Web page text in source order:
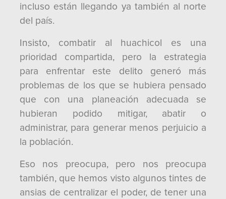
incluso están llegando ya también al norte
del país.
Insisto, combatir al huachicol es una
prioridad compartida, pero la estrategia
para enfrentar este delito generó más
problemas de los que se hubiera pensado
que con una planeación adecuada se
hubieran podido mitigar, abatir o
administrar, para generar menos perjuicio a
la población.
Eso nos preocupa, pero nos preocupa
también, que hemos visto algunos tintes de
ansias de centralizar el poder, de tener una